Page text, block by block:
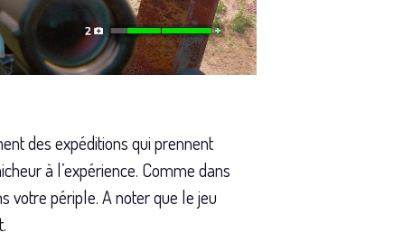
des expéditions qui prennent
à l’expérience. Comme dans
votre périple. A noter que le jeu